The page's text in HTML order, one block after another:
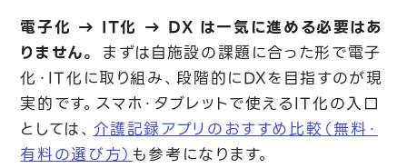
電子化 → IT化 → DX は一気に進める必要はあ
りません。 まずは自施設の課題に合った形で電子
化・IT化に取り組み、段階的にDXを目指すのが現
実的です。スマホ・タブレットで使えるIT化の入口
としては、介護記録アプリのおすすめ比較（無料・
有料の選び方）も参考になります。